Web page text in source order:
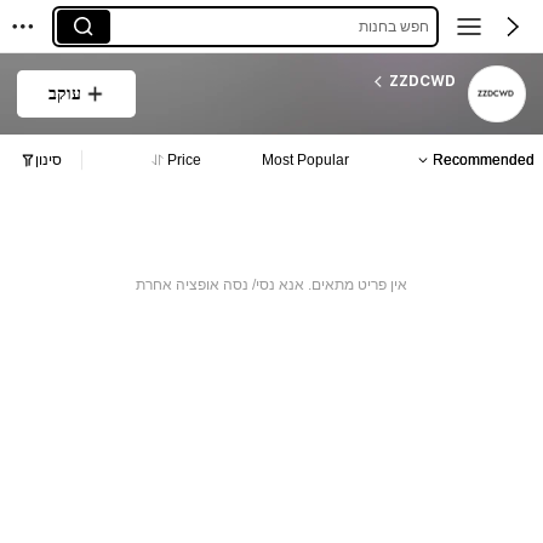
חפש בחנות
ZZDCWD
עוקב
Recommended
Most Popular
Price סינון
אין פריט מתאים. אנא נסי/ נסה אופציה אחרת